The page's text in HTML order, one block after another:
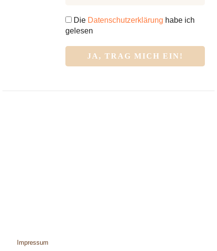
Die Datenschutzerklärung habe ich
gelesen
Impressum